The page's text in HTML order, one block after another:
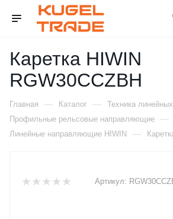
Каретка HIWIN
RGW30CCZBH
Главная — Каталог — Техника
Профильные рельсовые направляющие —
Линейные направляющие HIWIN —
Артикул: